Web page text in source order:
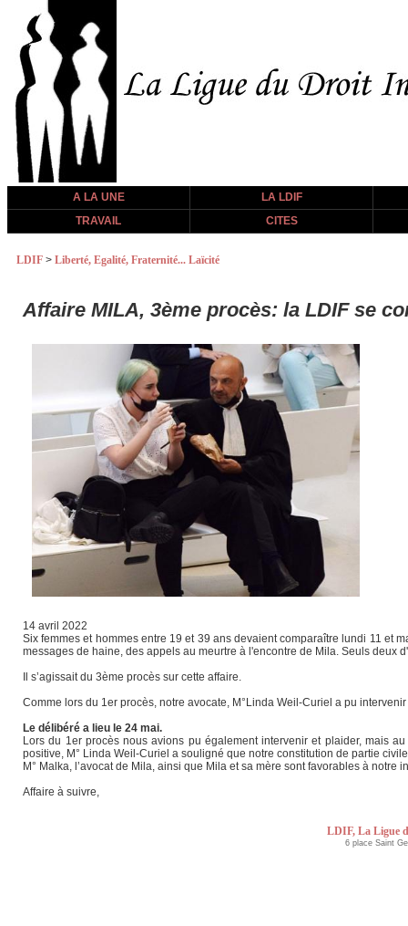
A LA UNE
LA LDIF
TRAVAIL
CITES
LDIF > Liberté, Egalité, Fraternité... Laïcité
Affaire MILA, 3ème procès: la LDIF se
14 avril 2022
Six femmes et hommes entre 19 et 39 ans devaient comparaître lundi 11 et
messages de haine, des appels au meurtre à l'encontre de Mila. Seuls deux
Il s’agissait du 3ème procès sur cette affaire.
Comme lors du 1er procès, notre avocate, M°Linda Weil-Curiel a pu
Le délibéré a lieu le 24 mai.
Lors du 1er procès nous avions pu également intervenir et plaider, mais
positive, M° Linda Weil-Curiel a souligné que notre constitution de partie
M° Malka, l’avocat de Mila, ainsi que Mila et sa mère sont favorables à
Affaire à suivre,
LDIF, La Ligue
6 place Saint